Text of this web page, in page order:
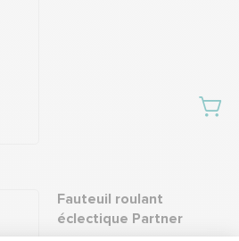
Fauteuil roulant
éclectique Partner